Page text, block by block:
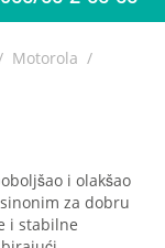
Motorola /
i olakšao
za dobru
i stabilne